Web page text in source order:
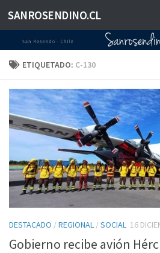
Saltar al contenido
SANROSENDINO.CL
ETIQUETADO: C-130
DESTACADO /REGIONAL /SOCIAL 16
Gobierno recibe avión